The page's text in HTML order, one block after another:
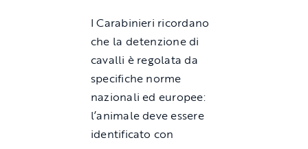
I Carabinieri ricordano
che la detenzione di
cavalli è regolata da
specifiche norme
nazionali ed europee:
l’animale deve essere
identificato con